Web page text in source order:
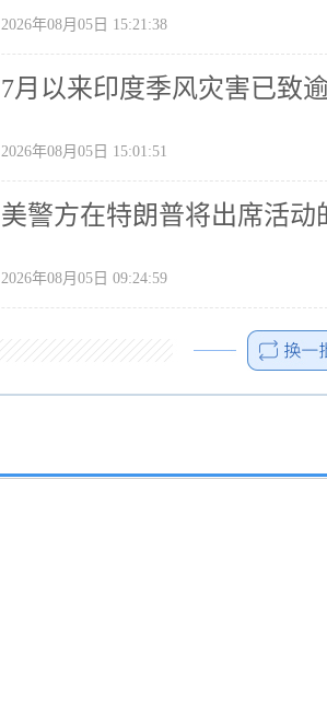
2026年08月05日 15:21:38
7月以来印度季风灾害已致
2026年08月05日 15:01:51
美警方在特朗普将出席活
2026年08月05日 09:24:59